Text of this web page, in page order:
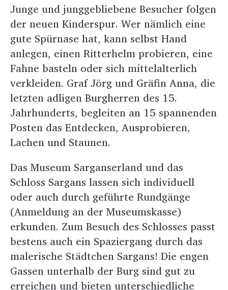
Junge und junggebliebene Besucher folgen
der neuen Kinderspur. Wer nämlich eine
gute Spürnase hat, kann selbst Hand
anlegen, einen Ritterhelm probieren, eine
Fahne basteln oder sich mittelalterlich
verkleiden. Graf Jörg und Gräfin Anna, die
letzten adligen Burgherren des 15.
Jahrhunderts, begleiten an 15 spannenden
Posten das Entdecken, Ausprobieren,
Lachen und Staunen.
Das Museum Sarganserland und das
Schloss Sargans lassen sich individuell
oder auch durch geführte Rundgänge
(Anmeldung an der Museumskasse)
erkunden. Zum Besuch des Schlosses passt
bestens auch ein Spaziergang durch das
malerische Städtchen Sargans! Die engen
Gassen unterhalb der Burg sind gut zu
erreichen und bieten unterschiedliche